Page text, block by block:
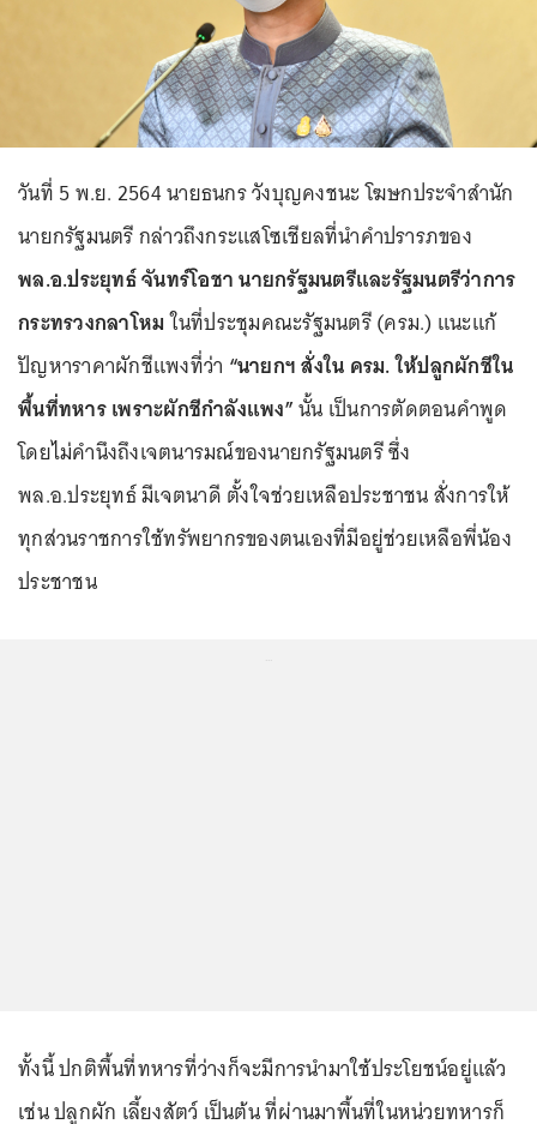
วันที่ 5 พ.ย. 2564 นายธนกร วังบุญคงชนะ โฆษกประจำสำนัก
นายกรัฐมนตรี กล่าวถึงกระแสโซเชียลที่นำคำปรารภของ
พล.อ.ประยุทธ์ จันทร์โอชา นายกรัฐมนตรีและรัฐมนตรีว่าการ
กระทรวงกลาโหมในที่ประชุมคณะรัฐมนตรี (ครม.) แนะแก้
ปัญหาราคาผักชีแพงที่ว่า “นายกฯ สั่งใน ครม. ให้ปลูกผักชีใน
พื้นที่ทหาร เพราะผักชีกำลังแพง”นั้น เป็นการตัดตอนคำพูด
โดยไม่คำนึงถึงเจตนารมณ์ของนายกรัฐมนตรี ซึ่ง
พล.อ.ประยุทธ์ มีเจตนาดี ตั้งใจช่วยเหลือประชาชน สั่งการให้
ทุกส่วนราชการใช้ทรัพยากรของตนเองที่มีอยู่ช่วยเหลือพี่น้อง
ประชาชน
ทั้งนี้ ปกติพื้นที่ทหารที่ว่างก็จะมีการนำมาใช้ประโยชน์อยู่แล้ว
เช่น ปลูกผัก เลี้ยงสัตว์ เป็นต้น ที่ผ่านมาพื้นที่ในหน่วยทหารก็